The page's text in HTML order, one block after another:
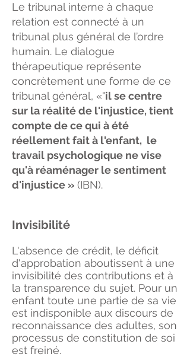
Le tribunal interne à chaque
relation est connecté à un
tribunal plus général de l’ordre
humain. Le dialogue
thérapeutique représente
concrètement une forme de ce
tribunal général, «"il se centre
sur la réalité de l'injustice, tient
compte de ce qui à été
réellement fait à l'enfant, le
travail psychologique ne vise
qu'à réaménager le sentiment
d'injustice » (IBN).
Invisibilité
L'absence de crédit, le déficit
d'approbation aboutissent à une
invisibilité des contributions et à
la transparence du sujet. Pour un
enfant toute une partie de sa vie
est indisponible aux discours de
reconnaissance des adultes, son
processus de constitution de soi
est freiné.